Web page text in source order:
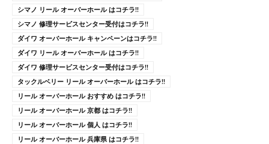
シマノ リール オーバーホール はコチラ!!
シマノ 修理サービスセンター受付はコチラ!!
ダイワ オーバーホール キャンペーンはコチラ!!
ダイワ リール オーバーホール はコチラ!!
ダイワ 修理サービスセンター受付はコチラ!!
タックルベリー リール オーバーホール はコチラ!!
リール オーバーホール おすすめ はコチラ!!
リール オーバーホール 京都 はコチラ!!
リール オーバーホール 個人 はコチラ!!
リール オーバーホール 兵庫県 はコチラ!!